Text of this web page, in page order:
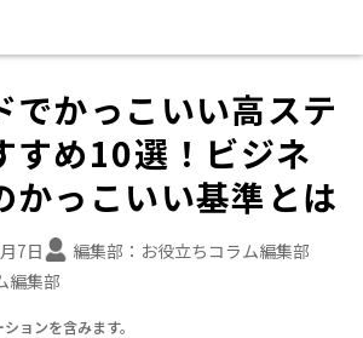
でかっこいい高ステ
すめ10選！ビジネ
かっこいい基準とは
7日 編集部： お役立ちコラム編集部
編集部
ョンを含みます。